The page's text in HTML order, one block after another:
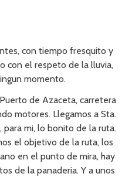
con tiempo fresquito y
con el respeto de la lluvia,
momento.
de Azaceta, carretera
motores. Llegamos a Sta.
para mi, lo bonito de la ruta.
el objetivo de la ruta, los
en el punto de mira, hay
de la panaderia. Y a unos